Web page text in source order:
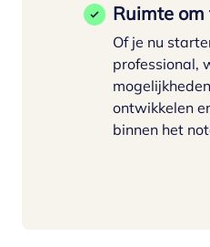
Ruimte om
Of je nu
professional,
ontwikkelen
binnen het